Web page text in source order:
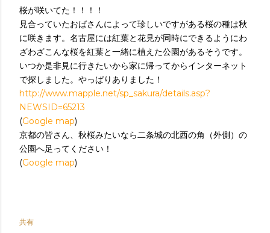
桜が咲いてた！！！！
見合っていたおばさんによって珍しいですがある桜の種は秋
に咲きます。名古屋には紅葉と花見が同時にできるようにわ
ざわざこんな桜を紅葉と一緒に植えた公園があるそうです。
いつか是非見に行きたいから家に帰ってからインターネット
で探しました。やっぱりありました！
http://www.mapple.net/sp_sakura/details.asp?
NEWSID=65213
(Google map)
京都の皆さん、秋桜みたいなら二条城の北西の角（外側）の
公園へ足ってください！
(Google map)
共有